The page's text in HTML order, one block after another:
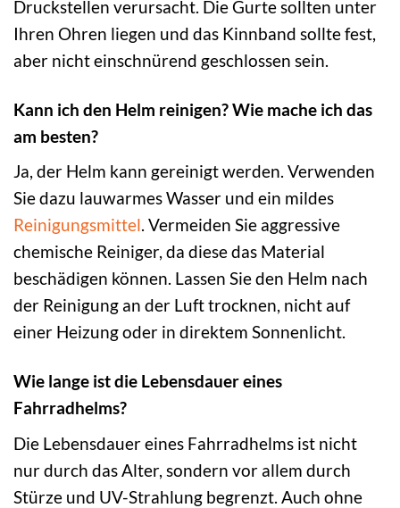
Druckstellen verursacht. Die Gurte sollten unter
Ihren Ohren liegen und das Kinnband sollte fest,
aber nicht einschnürend geschlossen sein.
Kann ich den Helm reinigen? Wie mache ich das
am besten?
Ja, der Helm kann gereinigt werden. Verwenden
Sie dazu lauwarmes Wasser und ein mildes
Reinigungsmittel. Vermeiden Sie aggressive
chemische Reiniger, da diese das Material
beschädigen können. Lassen Sie den Helm nach
der Reinigung an der Luft trocknen, nicht auf
einer Heizung oder in direktem Sonnenlicht.
Wie lange ist die Lebensdauer eines
Fahrradhelms?
Die Lebensdauer eines Fahrradhelms ist nicht
nur durch das Alter, sondern vor allem durch
Stürze und UV-Strahlung begrenzt. Auch ohne